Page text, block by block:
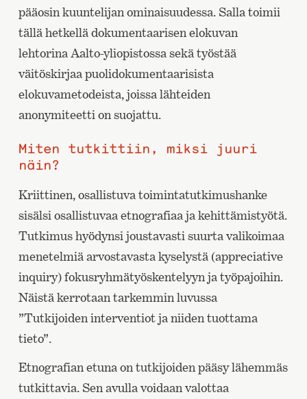
pääosin kuuntelijan ominaisuudessa. Salla toimii
tällä hetkellä dokumentaarisen elokuvan
lehtorina Aalto-yliopistossa sekä työstää
väitöskirjaa puolidokumentaarisista
elokuvametodeista, joissa lähteiden
anonymiteetti on suojattu.
Miten tutkittiin, miksi juuri
näin?
Kriittinen, osallistuva toimintatutkimushanke
sisälsi osallistuvaa etnografiaa ja kehittämistyötä.
Tutkimus hyödynsi joustavasti suurta valikoimaa
menetelmiä arvostavasta kyselystä (appreciative
inquiry) fokusryhmätyöskentelyyn ja työpajoihin.
Näistä kerrotaan tarkemmin luvussa
”Tutkijoiden interventiot ja niiden tuottama
tieto”.
Etnografian etuna on tutkijoiden pääsy lähemmäs
tutkittavia. Sen avulla voidaan valottaa